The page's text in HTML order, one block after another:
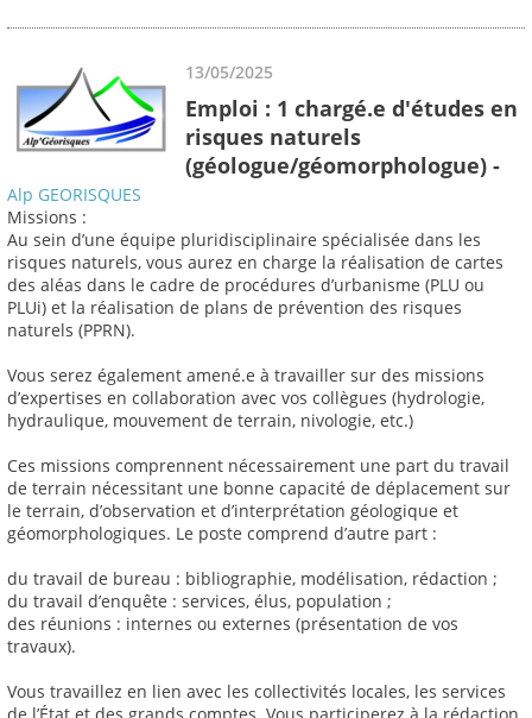
13/05/2025
Emploi : 1 chargé.e d'études en
risques naturels
(géologue/géomorphologue) -
Alp GEORISQUES
Missions :
Au sein d’une équipe pluridisciplinaire spécialisée dans les
risques naturels, vous aurez en charge la réalisation de cartes
des aléas dans le cadre de procédures d’urbanisme (PLU ou
PLUi) et la réalisation de plans de prévention des risques
naturels (PPRN).
Vous serez également amené.e à travailler sur des missions
d’expertises en collaboration avec vos collègues (hydrologie,
hydraulique, mouvement de terrain, nivologie, etc.)
Ces missions comprennent nécessairement une part du travail
de terrain nécessitant une bonne capacité de déplacement sur
le terrain, d’observation et d’interprétation géologique et
géomorphologiques. Le poste comprend d’autre part :
du travail de bureau : bibliographie, modélisation, rédaction ;
du travail d’enquête : services, élus, population ;
des réunions : internes ou externes (présentation de vos
travaux).
Vous travaillez en lien avec les collectivités locales, les services